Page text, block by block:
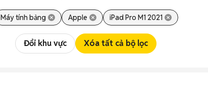
Máy tính bảng Apple iPad Pro M1 2021
Đổi khu vực Xóa tất cả bộ lọc